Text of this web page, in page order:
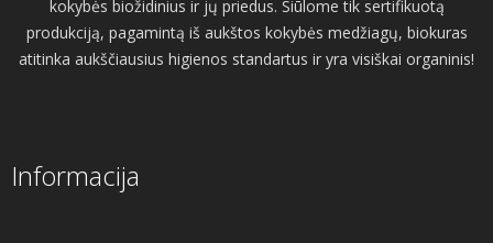
kokybės biožidinius ir jų priedus. Siūlome tik sertifikuotą
produkciją, pagamintą iš aukštos kokybės medžiagų, biokuras
atitinka aukščiausius higienos standartus ir yra visiškai organinis!
Informacija